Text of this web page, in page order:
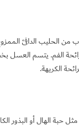
الحليب الدافئ
الفم. يتسم العسل
الكريهة.
حبة الهال أو البذور